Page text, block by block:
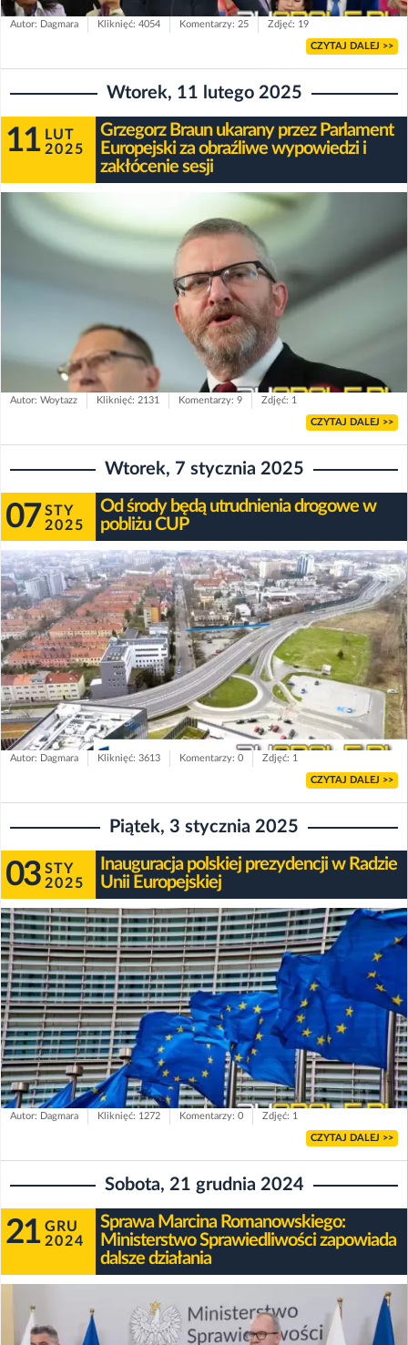
Autor: Dagmara Kliknięć: 4054 Komentarzy: 25 Zdjęć: 19
CZYTAJ DALEJ >>
Wtorek, 11 lutego 2025
11 LUT
2025
Grzegorz Braun ukarany przez Parlament
Europejski za obraźliwe wypowiedzi i
zakłócenie sesji
Autor: Woytazz Kliknięć: 2131 Komentarzy: 9 Zdjęć: 1
CZYTAJ DALEJ >>
Wtorek, 7 stycznia 2025
07 STY
2025
Od środy będą utrudnienia drogowe w
pobliżu CUP
Autor: Dagmara Kliknięć: 3613 Komentarzy: 0 Zdjęć: 1
CZYTAJ DALEJ >>
Piątek, 3 stycznia 2025
03 STY
2025
Inauguracja polskiej prezydencji w Radzie
Unii Europejskiej
Autor: Dagmara Kliknięć: 1272 Komentarzy: 0 Zdjęć: 1
CZYTAJ DALEJ >>
Sobota, 21 grudnia 2024
21 GRU
2024
Sprawa Marcina Romanowskiego:
Ministerstwo Sprawiedliwości zapowiada
dalsze działania